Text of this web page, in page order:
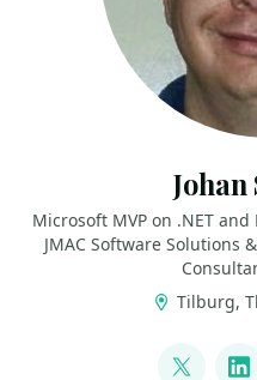
Microsoft MVP on .NET and
JMAC Software Solutions
Tilburg,